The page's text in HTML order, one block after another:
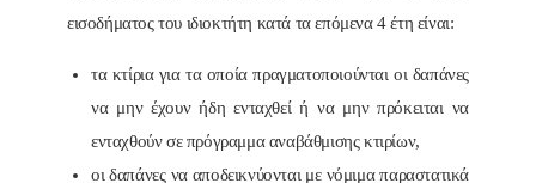
εισοδήματος του ιδιοκτήτη κατά τα επόμενα 4 έτη είναι:
τα κτίρια για τα οποία πραγματοποιούνται οι δαπάνες
να μην έχουν ήδη ενταχθεί ή να μην πρόκειται να
ενταχθούν σε πρόγραμμα αναβάθμισης κτιρίων,
οι δαπάνες να αποδεικνύονται με νόμιμα παραστατικά